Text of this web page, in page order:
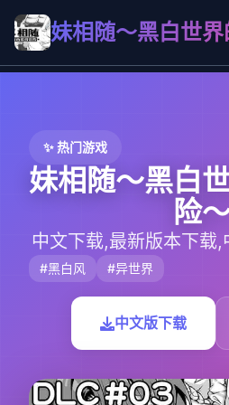
妹相随～黑白世
✨ 热门游戏
妹相随～黑白
险
中文下载,最新版本下载
#黑白风 #异世界
中文版下载